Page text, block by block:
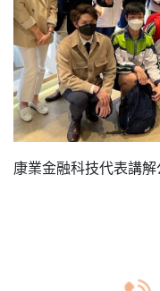
康業金融科技代表講